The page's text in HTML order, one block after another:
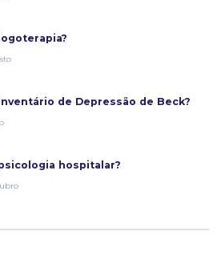
de Depressão de Beck?
hospitalar?